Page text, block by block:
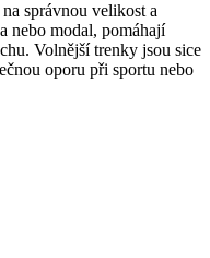
správnou velikost a
nebo modal, pomáhají
Volnější trenky jsou sice
oporu při sportu nebo